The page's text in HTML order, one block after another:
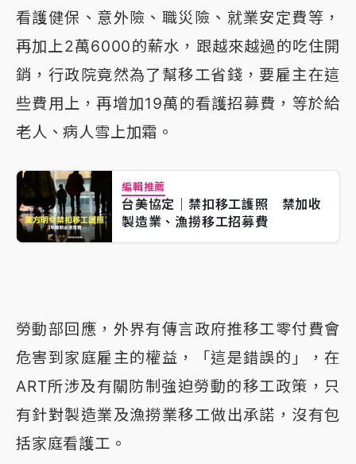
看護健保、意外險、職災險、就業安定費等，
再加上2萬6000的薪水，跟越來越過的吃住開
銷，行政院竟然為了幫移工省錢，要雇主在這
些費用上，再增加19萬的看護招募費，等於給
老人、病人雪上加霜。
編輯推薦
台美協定｜禁扣移工護照 禁加收
製造業、漁撈移工招募費
勞動部回應，外界有傳言政府推移工零付費會
危害到家庭雇主的權益，「這是錯誤的」，在
ART所涉及有關防制強迫勞動的移工政策，只
有針對製造業及漁撈業移工做出承諾，沒有包
括家庭看護工。